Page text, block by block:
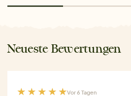
Neueste Bewertungen
Vor 6 Tagen